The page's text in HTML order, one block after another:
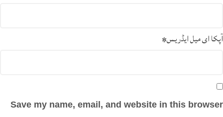
آپکا ای میل ایڈریس*
Save my name, email, and website in this browser